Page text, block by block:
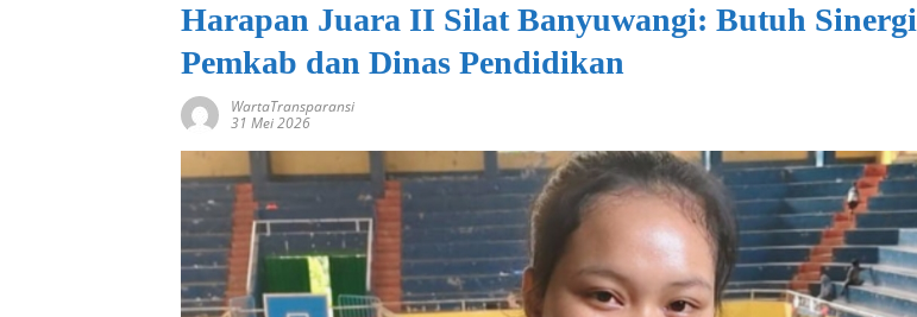
Harapan Juara II Silat Banyuwangi: Butuh Sinergi
Pemkab dan Dinas Pendidikan
WartaTransparansi
31 Mei 2026